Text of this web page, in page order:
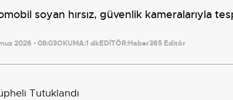
soyan hırsız, güvenlik kameralarıyla
2026 - 08:03OKUMA:1 dkEDİTÖR:Haber365 Editör